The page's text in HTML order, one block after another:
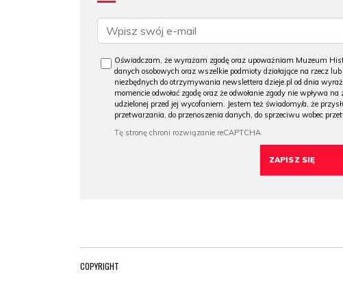
Oświadczam, że wyrażam zgodę oraz upoważniam Muzeum
danych osobowych oraz wszelkie podmioty działające na rzecz
niezbędnych do otrzymywania newslettera dzieje.pl od dnia
momencie odwołać zgodę oraz że odwołanie zgody nie wpływa
udzielonej przed jej wycofaniem. Jestem też świadomy/a, że
przetwarzania, do przenoszenia danych, do sprzeciwu wobec
COPYRIGHT